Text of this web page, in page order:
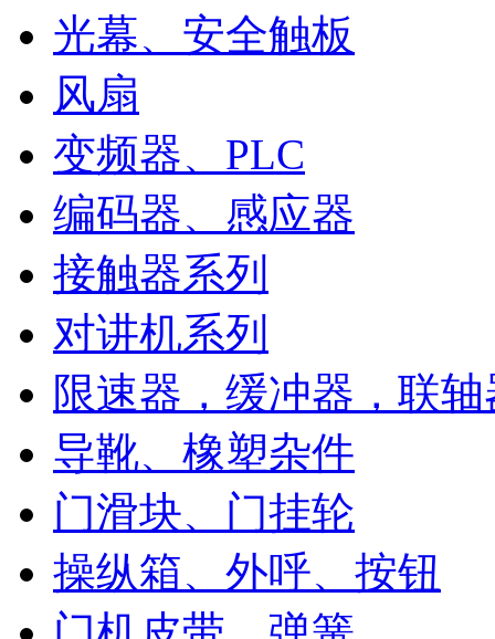
光幕、安全触板
风扇
变频器、PLC
编码器、感应器
接触器系列
对讲机系列
限速器，缓冲器，联轴
导靴、橡塑杂件
门滑块、门挂轮
操纵箱、外呼、按钮